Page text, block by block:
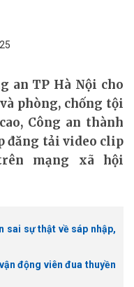
an TP Hà Nội cho
phòng, chống tội
Công an thành
đăng tải video clip
mạng xã hội
sai sự thật về sáp nhập,
động viên đua thuyền